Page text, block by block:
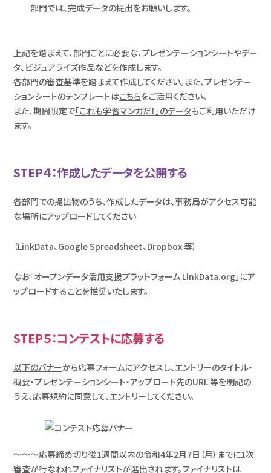
部門では、完成データの提出をお願いします。
上記を踏まえて、部門ごとに必要な、プレゼンテーションシートやデー
タ、ビジュアライズ作品などを作成します。
各部門の審査基準を踏まえて作成してください。また、プレゼンテー
ションシートのテンプレートはこちらをご活用ください。
また、期間限定で「これも学習マンガだ！」のデータもご利用いただけ
ます。
STEP４：作成したデータを公開する
各部門での提出物のうち、作成したデータは、事務局がアクセス可能
な場所にアップロードしてください
（LinkData、Google Spreadsheet、Dropbox 等）
なお「オープンデータ活用支援プラットフォーム LinkData.org」 にア
ップロードすることを推奨いたします。
STEP５：コンテストに応募する
以下のバナーから応募フォームにアクセスし、エントリーのタイトル・
概要・プレゼンテーションシート・アップロード先のURL 等を明記の
うえ、応募規約に同意して、エントリーしてください。
～～～応募締め切り後1週間以内の令和4年2月7日（月）までに1次
審査が行なわれファイナリストが選出されます。ファイナリストは